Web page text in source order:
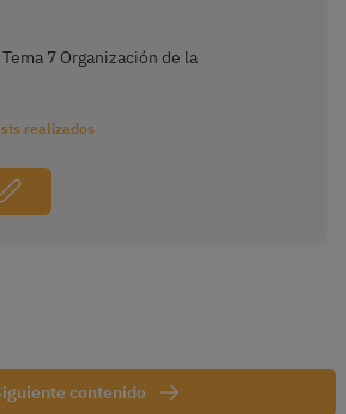
7 Organización de la
realizados
contenido